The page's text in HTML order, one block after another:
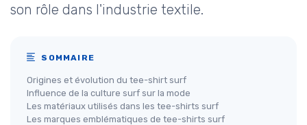
son rôle dans l'industrie textile.
SOMMAIRE
Origines et évolution du tee-shirt surf
Influence de la culture surf sur la mode
Les matériaux utilisés dans les tee-shirts surf
Les marques emblématiques de tee-shirts surf